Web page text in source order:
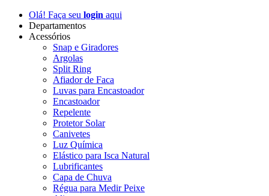
Olá! Faça seu login aqui
Departamentos
Acessórios
Snap e Giradores
Argolas
Split Ring
Afiador de Faca
Luvas para Encastoador
Encastoador
Repelente
Protetor Solar
Canivetes
Luz Química
Elástico para Isca Natural
Lubrificantes
Capa de Chuva
Régua para Medir Peixe